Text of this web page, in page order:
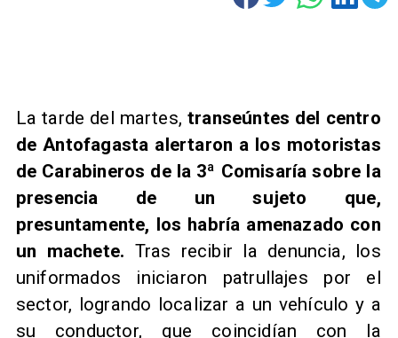
​La tarde del martes,transeúntes del centro
de Antofagasta alertaron a los motoristas
de Carabineros de la 3ª Comisaría sobre la
presencia de un sujeto que,
presuntamente, los habría amenazado con
un machete. Tras recibir la denuncia, los
uniformados iniciaron patrullajes por el
sector, logrando localizar a un vehículo y a
su conductor, que coincidían con la